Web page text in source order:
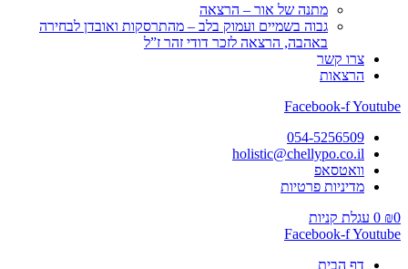
מתנה של אור – הרצאה
גבוה בשמיים ועמוק בלב – מהתרסקות ואובדן לבחירה
באהבה, הרצאה לזכר דודי זהר ז”ל
צרו קשר
הרצאות
Facebook-fYoutube
054-5256509
holistic@chellypo.co.il
וואטסאפ
מדיניות פרטיות
₪0
0 עגלת קניות
Facebook-fYoutube
דף הבית